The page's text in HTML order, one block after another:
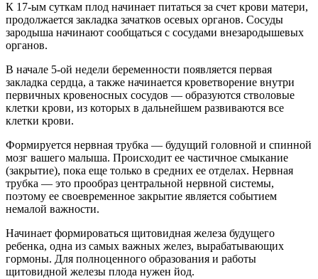
К 17-ым суткам плод начинает питаться за счет крови матери,
продолжается закладка зачатков осевых органов. Сосуды
зародыша начинают сообщаться с сосудами внезародышевых
органов.
В начале 5-ой недели беременности появляется первая
закладка сердца, а также начинается кроветворение внутри
первичных кровеносных сосудов — образуются стволовые
клетки крови, из которых в дальнейшем развиваются все
клетки крови.
Формируется нервная трубка — будущий головной и спинной
мозг вашего малыша. Происходит ее частичное смыкание
(закрытие), пока еще только в средних ее отделах. Нервная
трубка — это прообраз центральной нервной системы,
поэтому ее своевременное закрытие является событием
немалой важности.
Начинает формироваться щитовидная железа будущего
ребенка, одна из самых важных желез, вырабатывающих
гормоны. Для полноценного образования и работы
щитовидной железы плода нужен йод.